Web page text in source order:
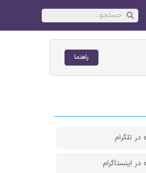
راهنما
در تلگرام
در اینستاگرام